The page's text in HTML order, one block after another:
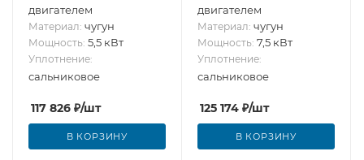
двигателем
Материал: чугун
Мощность: 5,5 кВт
Уплотнение:
сальниковое
117 826 ₽/шт
В КОРЗИНУ
двигателем
Материал: чугун
Мощность: 7,5 кВт
Уплотнение:
сальниковое
125 174 ₽/шт
В КОРЗИНУ